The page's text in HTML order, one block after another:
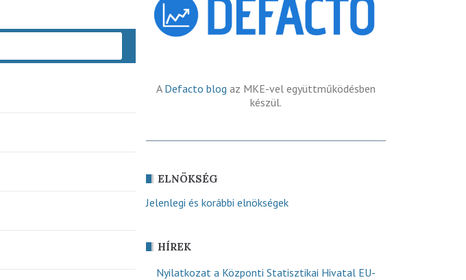
A Defacto blog az MKE-vel együttműködésben
készül.
ELNÖKSÉG
Jelenlegi és korábbi elnökségek
HÍREK
Nyilatkozat a Központi Statisztikai Hivatal EU-